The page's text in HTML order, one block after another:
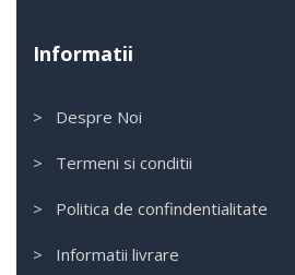
Informatii
> Despre Noi
> Termeni si conditii
> Politica de confindentialitate
> Informatii livrare